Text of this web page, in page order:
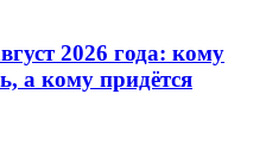
2026 года: кому
а кому придётся